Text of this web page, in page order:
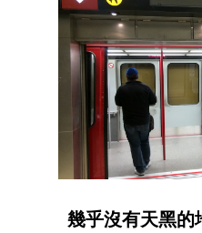
幾乎沒有天黑的